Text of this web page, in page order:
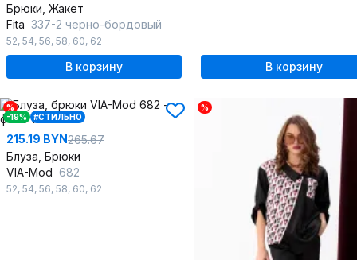
Брюки, Жакет
Fita 337-2 черно-бордовый
52, 54, 56, 58, 60, 62
В корзину В корзину
%
-19%
#СТИЛЬНО
215.19 BYN265.67
Блуза, Брюки
VIA-Mod 682
52, 54, 56, 58, 60, 62
%